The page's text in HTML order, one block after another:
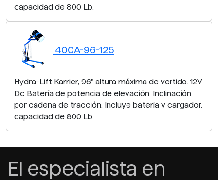
capacidad de 800 Lb.
400A-96-125
Hydra-Lift Karrier, 96" altura máxima de vertido. 12V
Dc Batería de potencia de elevación. Inclinación
por cadena de tracción. Incluye batería y cargador.
capacidad de 800 Lb.
El especialista en